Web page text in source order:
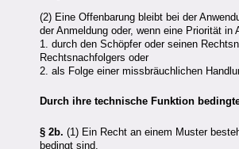
(2) Eine Offenbarung bleibt bei der
der Anmeldung oder, wenn eine Priorität
1. durch den Schöpfer oder seinen
Rechtsnachfolgers oder
2. als Folge einer missbräuchlichen
Durch ihre technische Funktion
§ 2b. (1) Ein Recht an einem Muster
bedingt sind.